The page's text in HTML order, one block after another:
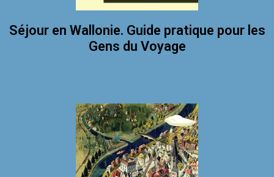
Séjour en Wallonie. Guide pratique pour les
Gens du Voyage